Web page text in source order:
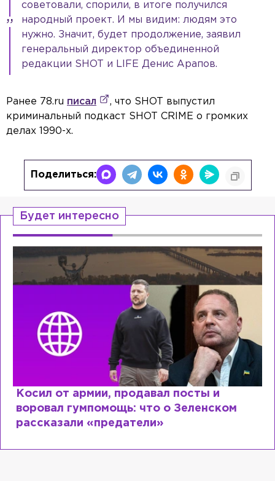
советовали, спорили, в итоге получился
народный проект. И мы видим: людям это
нужно. Значит, будет продолжение, заявил
генеральный директор объединенной
редакции SHOT и LIFE Денис Арапов.
Ранее 78.ru писал
, что SHOT выпустил
криминальный подкаст SHOT CRIME о громких
делах 1990-х.
Поделиться:
Будет интересно
и
Рыдает из-за мужа, но опять
Лазаревым: как Лера
сходит с ума